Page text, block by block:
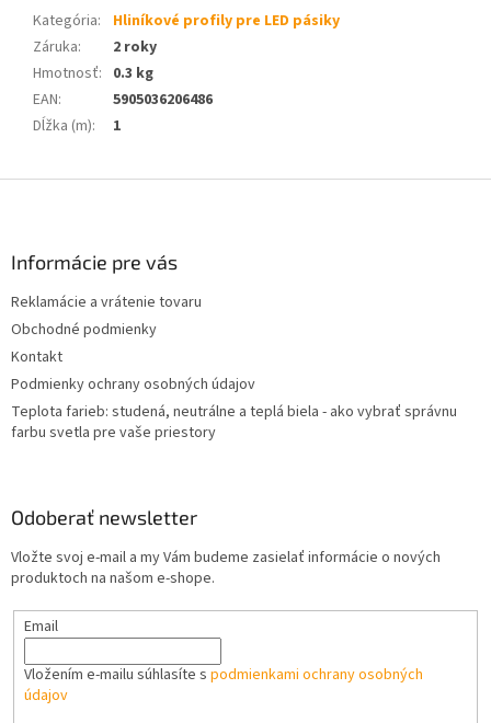
Kategória:
Hliníkové profily pre LED pásiky
Záruka:
2 roky
Hmotnosť: 0.3 kg
EAN:
5905036206486
Dĺžka (m): 1
Informácie pre vás
Reklamácie a vrátenie tovaru
Obchodné podmienky
Kontakt
Podmienky ochrany osobných údajov
Teplota farieb: studená, neutrálne a teplá biela - ako vybrať správnu
farbu svetla pre vaše priestory
Odoberať newsletter
Vložte svoj e-mail a my Vám budeme zasielať informácie o nových
produktoch na našom e-shope.
Email
Vložením e-mailu súhlasíte s podmienkami ochrany osobných
údajov